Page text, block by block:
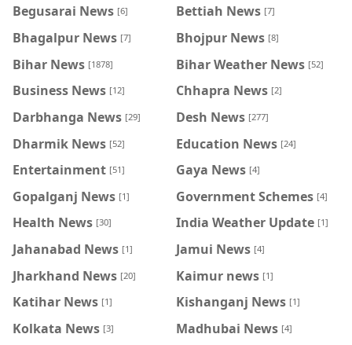
Begusarai News [6] Bettiah News [7]
Bhagalpur News [7] Bhojpur News [8]
Bihar News [1878] Bihar Weather News [52]
Business News [12] Chhapra News [2]
Darbhanga News [29] Desh News [277]
Dharmik News [52] Education News [24]
Entertainment [51] Gaya News [4]
Gopalganj News [1] Government Schemes [4]
Health News [30] India Weather Update [1]
Jahanabad News [1] Jamui News [4]
Jharkhand News [20] Kaimur news [1]
Katihar News [1] Kishanganj News [1]
Kolkata News [3] Madhubai News [4]